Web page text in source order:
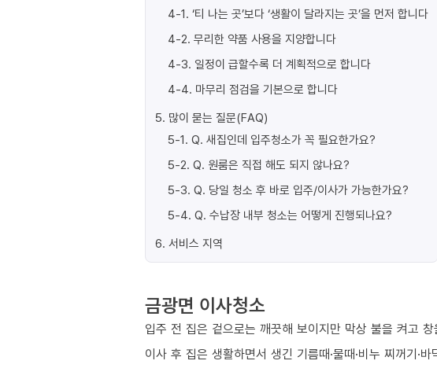
4-1. ‘티 나는 곳’보다 ‘생활이 달라지는 곳’을 먼저 합니다
4-2. 무리한 약품 사용을 지양합니다
4-3. 일정이 급할수록 더 계획적으로 합니다
4-4. 마무리 점검을 기본으로 합니다
5. 많이 묻는 질문(FAQ)
5-1. Q. 새집인데 입주청소가 꼭 필요한가요?
5-2. Q. 원룸은 직접 해도 되지 않나요?
5-3. Q. 당일 청소 후 바로 입주/이사가 가능한가요?
5-4. Q. 수납장 내부 청소는 어떻게 진행되나요?
6. 서비스 지역
금광면 이사청소
입주 전 집은 겉으로는 깨끗해 보이지만 막상 불을 켜고
이사 후 집은 생활하면서 생긴 기름때·물때·비누 찌꺼기·